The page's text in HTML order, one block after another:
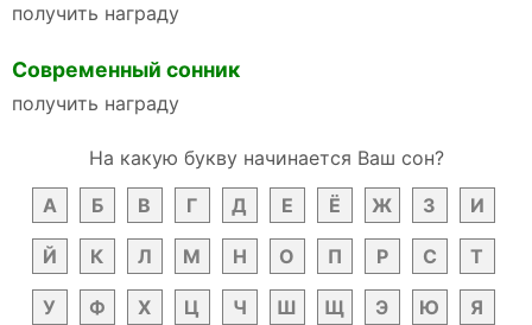
получить награду
Современный сонник
получить награду
На какую букву начинается Ваш сон?
А
Б В Г Д Е Ё Ж З И
Й К Л М Н О П Р С Т
У Ф Х Ц Ч Ш Щ Э Ю Я